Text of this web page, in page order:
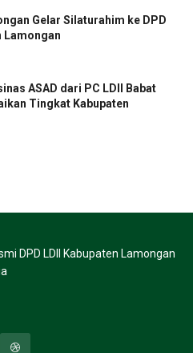
Gelar Silaturahim ke DPD
Lamongan
ASAD dari PC LDII Babat
Tingkat Kabupaten
DPD LDII Kabupaten Lamongan